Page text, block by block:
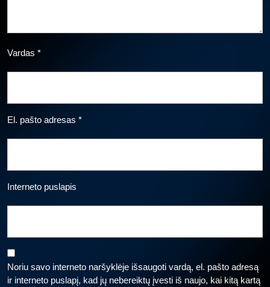
Vardas *
El. pašto adresas *
Interneto puslapis
Noriu savo interneto naršyklėje išsaugoti vardą, el. pašto adresą
ir interneto puslapį, kad jų nebereiktų įvesti iš naujo, kai kitą kartą